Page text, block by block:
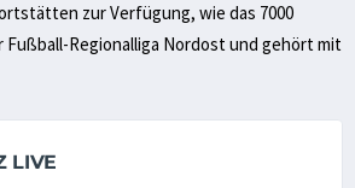
zur Verfügung, wie das 7000
Fußball-Regionalliga Nordost und gehört mit